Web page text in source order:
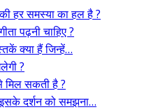
की हर समस्या का हल है ?
पढ़नी चाहिए ?
क्या हैं जिन्हें…
?
मिल सकती है ?
इसके दर्शन को समझना…